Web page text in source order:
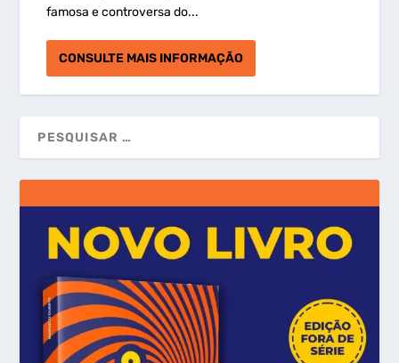
famosa e controversa do...
CONSULTE MAIS INFORMAÇÃO